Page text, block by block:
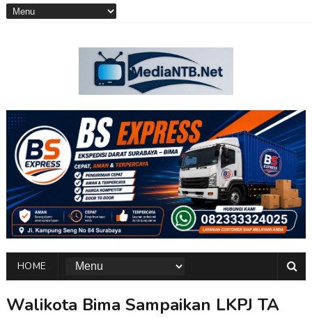
HOME
Walikota Bima Sampaikan LKPJ TA